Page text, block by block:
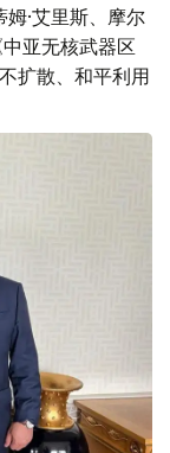
·艾里斯、摩尔
亚无核武器区
扩散、和平利用